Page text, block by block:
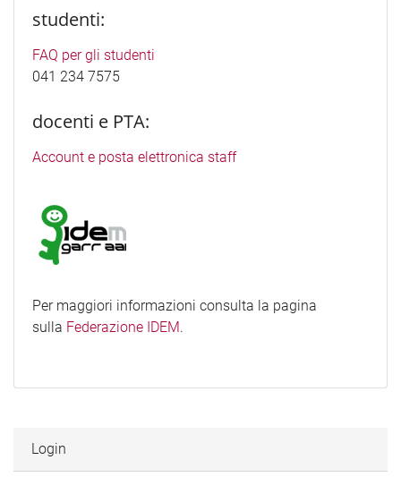
studenti:
FAQ per gli studenti
041 234 7575
docenti e PTA:
Account e posta elettronica staff
Per maggiori informazioni consulta la pagina
sulla Federazione IDEM.
Login